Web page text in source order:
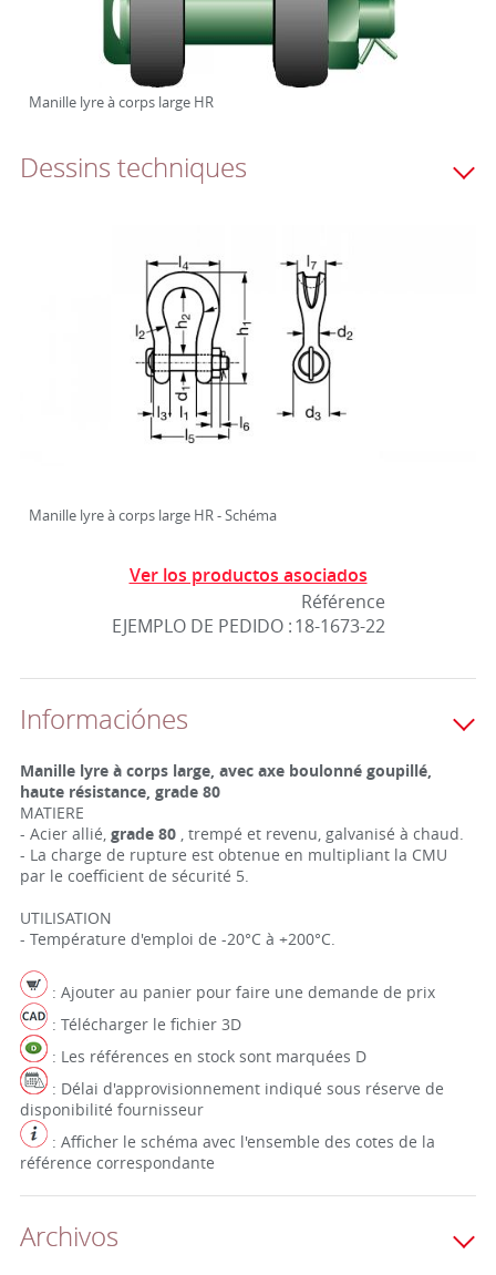
Manille lyre à corps large HR
Dessins techniques
Manille lyre à corps large HR - Schéma
Ver los productos asociados
EJEMPLO DE PEDIDO :
Référence
18-1673-22
Informaciónes
Manille lyre à corps large, avec axe boulonné goupillé,
haute résistance, grade 80
MATIERE
- Acier allié, grade 80, trempé et revenu, galvanisé à chaud.
- La charge de rupture est obtenue en multipliant la CMU
par le coefficient de sécurité 5.
UTILISATION
- Température d'emploi de -20°C à +200°C.
: Ajouter au panier pour faire une demande de prix
: Télécharger le fichier 3D
: Les références en stock sont marquées D
: Délai d'approvisionnement indiqué sous réserve de
disponibilité fournisseur
: Afficher le schéma avec l'ensemble des cotes de la
référence correspondante
Archivos